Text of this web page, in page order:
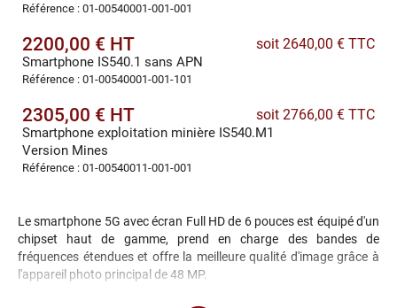
Référence : 01-00540001-001-001
2200,00 € HT soit 2640,00 € TTC
Smartphone IS540.1 sans APN
Référence : 01-00540001-001-101
2305,00 € HT soit 2766,00 € TTC
Smartphone exploitation minière IS540.M1
Version Mines
Référence : 01-00540011-001-001
Le smartphone 5G avec écran Full HD de 6 pouces est équipé d'un
chipset haut de gamme, prend en charge des bandes de
fréquences étendues et offre la meilleure qualité d'image grâce à
l'appareil photo principal de 48 MP.